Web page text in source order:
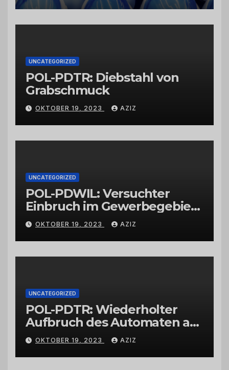
vertrauenswürdigen
Großhändlern und Anbietern
UNCATEGORIZED
POL-PDTR: Diebstahl von
Grabschmuck
OKTOBER 19, 2023 AZIZ
UNCATEGORIZED
POL-PDWIL: Versuchter
Einbruch im Gewerbegebiet
Wittlich
OKTOBER 19, 2023 AZIZ
UNCATEGORIZED
POL-PDTR: Wiederholter
Aufbruch des Automaten am
Wohnmobilstellplatz in
Hermeskeil am Labachweg
OKTOBER 19, 2023 AZIZ